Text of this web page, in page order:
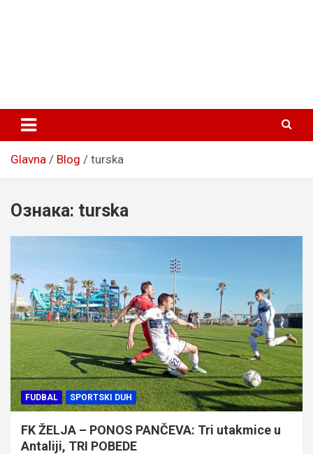
Glavna Blog turska
Ознака: turska
FUDBAL SPORTSKI DUH
FK ŽELJA – PONOS PANČEVA: Tri utakmice u
Antaliji, TRI POBEDE